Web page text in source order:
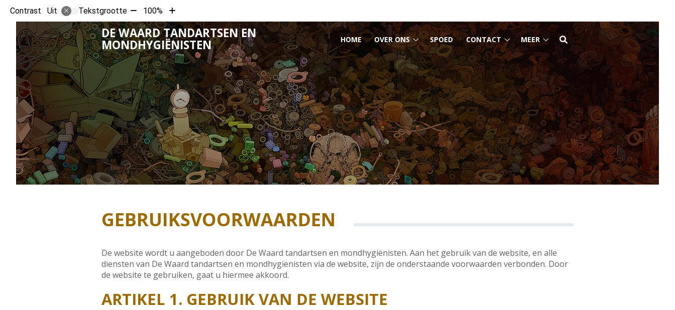
Contrast Uit Tekstgrootte Tekst
verkleinen
met
10%
100%
Tekst
vergroten
met
10%
DE WAARD TANDARTSEN EN
MONDHYGIËNISTEN HOOFDMENU
HOME OVER ONS
Over
ons
submenu
SPOED CONTACT
Contact
submenu
MEER
Meer
submenu
GEBRUIKSVOORWAARDEN
De website wordt u aangeboden door De Waard tandartsen en mondhygiënisten. Aan het gebruik van de website, en alle
diensten van De Waard tandartsen en mondhygiënisten via de website, zijn de onderstaande voorwaarden verbonden. Door
de website te gebruiken, gaat u hiermee akkoord.
ARTIKEL 1. GEBRUIK VAN DE WEBSITE